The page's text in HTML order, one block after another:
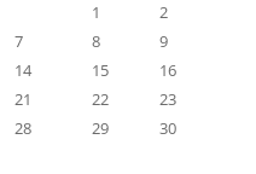
1
2
7 8
9
14 15
16
21 22
23
28 29
30